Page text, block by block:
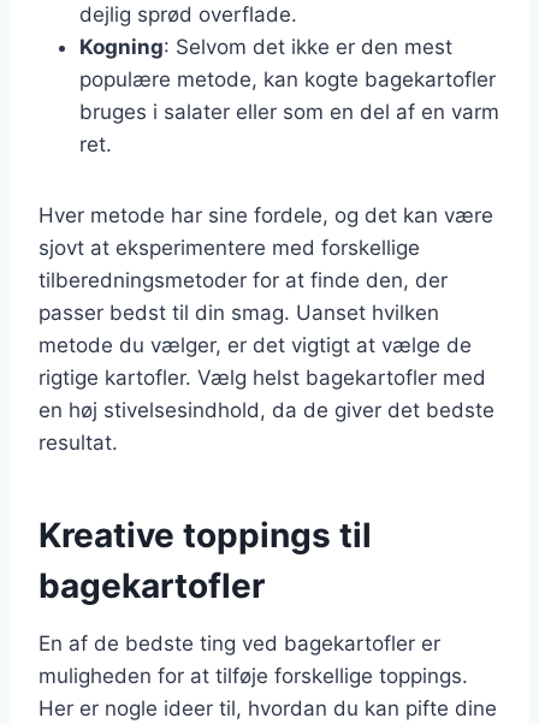
dejlig sprød overflade.
Kogning: Selvom det ikke er den mest
populære metode, kan kogte bagekartofler
bruges i salater eller som en del af en varm
ret.
Hver metode har sine fordele, og det kan være
sjovt at eksperimentere med forskellige
tilberedningsmetoder for at finde den, der
passer bedst til din smag. Uanset hvilken
metode du vælger, er det vigtigt at vælge de
rigtige kartofler. Vælg helst bagekartofler med
en høj stivelsesindhold, da de giver det bedste
resultat.
Kreative toppings til
bagekartofler
En af de bedste ting ved bagekartofler er
muligheden for at tilføje forskellige toppings.
Her er nogle ideer til, hvordan du kan pifte dine